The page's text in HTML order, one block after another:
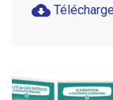
cloud_download